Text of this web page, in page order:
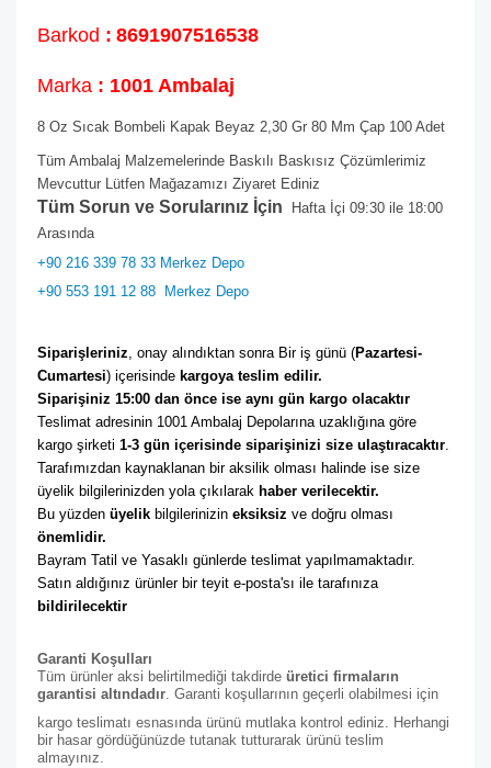
Barkod : 8691907516538
Marka : 1001 Ambalaj
8 Oz Sıcak Bombeli Kapak Beyaz 2,30 Gr 80 Mm Çap 100 Adet
Tüm Ambalaj Malzemelerinde Baskılı Baskısız Çözümlerimiz
Mevcuttur Lütfen Mağazamızı Ziyaret Ediniz
Tüm Sorun ve Sorularınız İçin Hafta İçi 09:30 ile 18:00
Arasında
+90 216 339 78 33 Merkez Depo
+90 553 191 12 88 Merkez Depo
Siparişleriniz, onay alındıktan sonra Bir iş günü (Pazartesi-
Cumartesi) içerisinde kargoya teslim edilir.
Siparişiniz 15:00 dan önce ise aynı gün kargo olacaktır
Teslimat adresinin 1001 Ambalaj Depolarına uzaklığına göre
kargo şirketi 1-3 gün içerisinde siparişinizi size ulaştıracaktır.
Tarafımızdan kaynaklanan bir aksilik olması halinde ise size
üyelik bilgilerinizden yola çıkılarak haber verilecektir.
Bu yüzden üyelik bilgilerinizin eksiksiz
önemlidir.
Bayram Tatil ve Yasaklı günlerde teslimat yapılmamaktadır.
Satın aldığınız ürünler bir teyit e-posta'sı ile tarafınıza
bildirilecektir
Garanti Koşulları
Tüm ürünler aksi belirtilmediği takdirde üretici firmaların
garantisi altındadır. Garanti koşullarının geçerli olabilmesi için
kargo teslimatı esnasında ürünü mutlaka kontrol ediniz. Herhangi
bir hasar gördüğünüzde tutanak tutturarak ürünü teslim
almayınız.